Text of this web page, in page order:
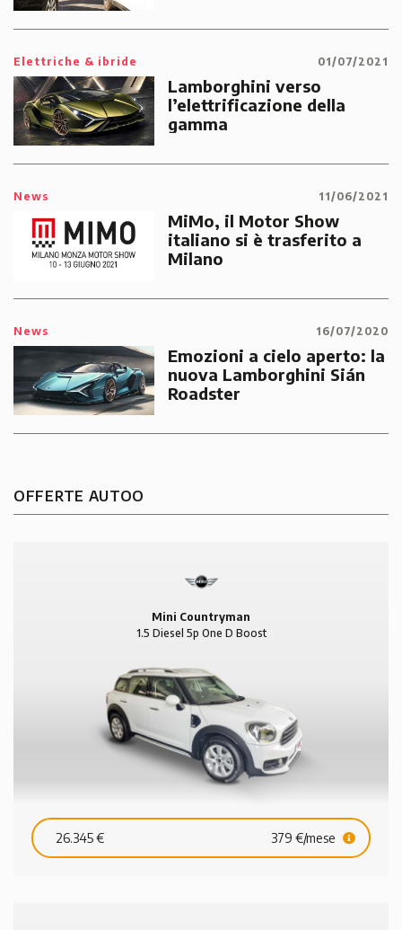
Elettriche & ibride 01/07/2021
Lamborghini verso
l’elettrificazione della
gamma
News 11/06/2021
MiMo, il Motor Show
italiano si è trasferito a
Milano
News 16/07/2020
Emozioni a cielo aperto: la
nuova Lamborghini Sián
Roadster
OFFERTE AUTOO
Mini Countryman
1.5 Diesel 5p One D Boost
26.345 € 379 €/mese